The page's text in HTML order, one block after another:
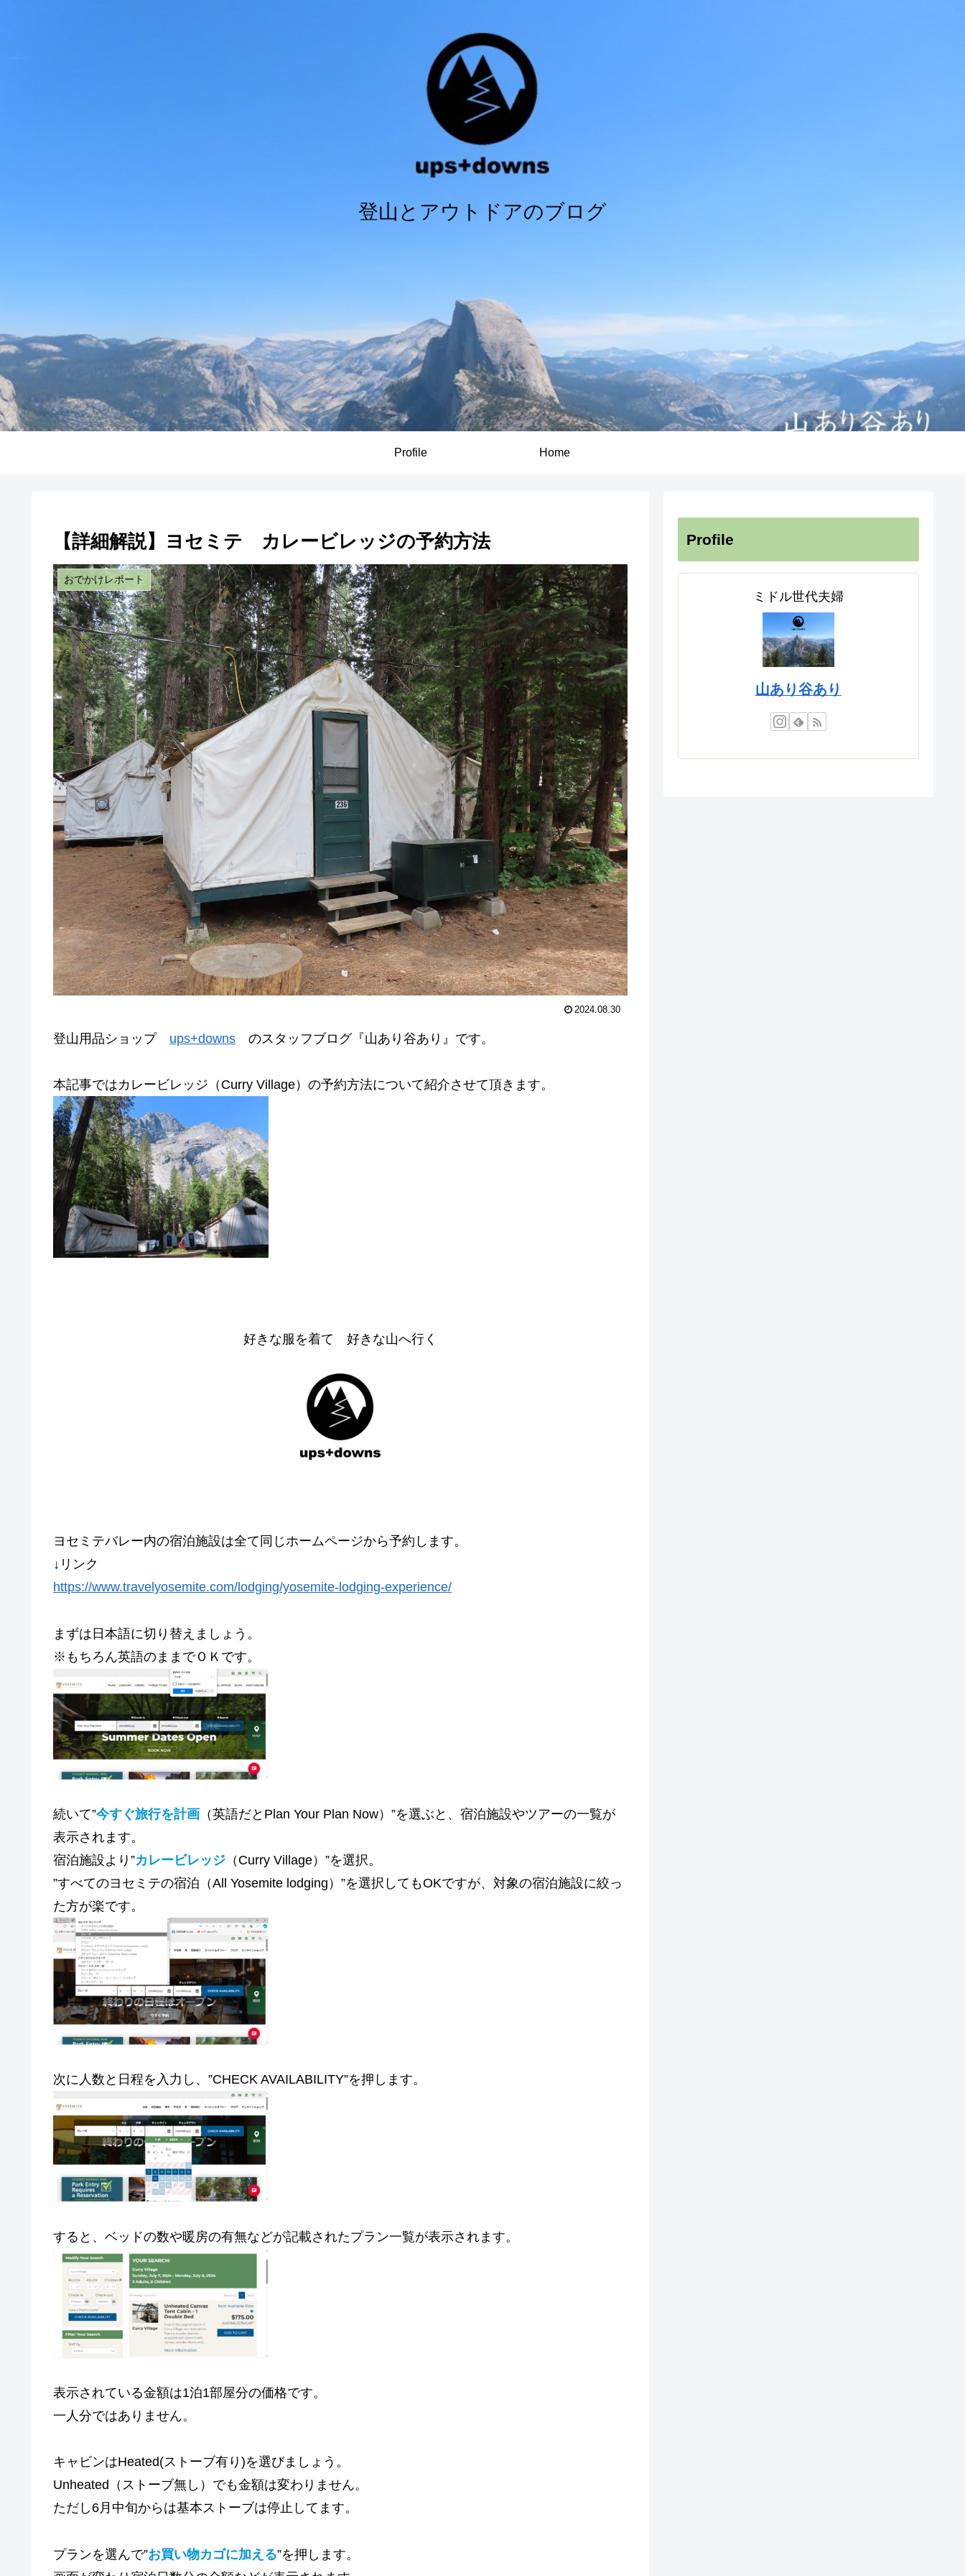
登山とアウトドアのブログ
Profile Home
【詳細解説】ヨセミテ カレービレッジの予約方法
おでかけレポート
2024.08.30
登山用品ショップ ups+downs のスタッフブログ『山あり谷あり』です。
本記事ではカレービレッジ（Curry Village）の予約方法について紹介させて頂きます。
好きな服を着て 好きな山へ行く
ヨセミテバレー内の宿泊施設は全て同じホームページから予約します。
↓リンク
https://www.travelyosemite.com/lodging/yosemite-lodging-experience/
まずは日本語に切り替えましょう。
※もちろん英語のままでＯＫです。
続いて”今すぐ旅行を計画 （英語だとPlan Your Plan Now）”を選ぶと、宿泊施設やツアーの一覧が
表示されます。
宿泊施設より”カレービレッジ （Curry Village）”を選択。
”すべてのヨセミテの宿泊（All Yosemite lodging）”を選択してもOKですが、対象の宿泊施設に絞っ
た方が楽です。
次に人数と日程を入力し、”CHECK AVAILABILITY”を押します。
すると、ベッドの数や暖房の有無などが記載されたプラン一覧が表示されます。
表示されている金額は1泊1部屋分の価格です。
一人分ではありません。
キャビンはHeated(ストーブ有り)を選びましょう。
Unheated（ストーブ無し）でも金額は変わりません。
ただし6月中旬からは基本ストーブは停止してます。
プランを選んで”お買い物カゴに加える”を押します。
Profile
ミドル世代夫婦
山あり谷あり